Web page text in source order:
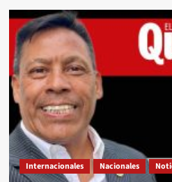
Internacionales Nacionales